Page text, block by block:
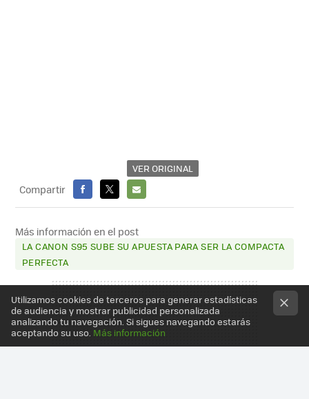
VER ORIGINAL
Compartir
FACEBOOK
X
E-
MAIL
Más información en el post
LA CANON S95 SUBE SU APUESTA PARA SER LA COMPACTA
PERFECTA
Utilizamos cookies de terceros para generar estadísticas
de audiencia y mostrar publicidad personalizada
analizando tu navegación. Si sigues navegando estarás
aceptando su uso. Más información